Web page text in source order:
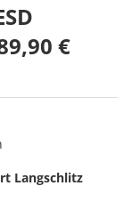
€
Langschlitz